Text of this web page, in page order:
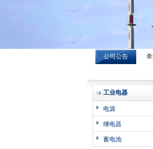
希而科工业控制设备有
公司公告
工业电器
电源
继电器
蓄电池